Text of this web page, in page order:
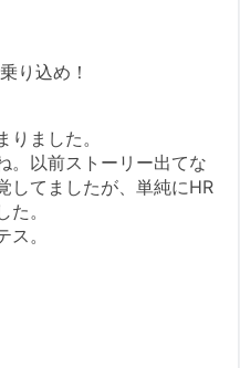
り込め！
ました。
。以前ストーリー出てな
してましたが、単純にHR
。
。